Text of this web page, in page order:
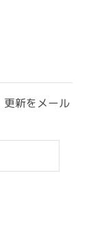
更新をメール